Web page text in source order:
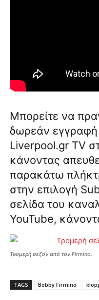
Μπορείτε να
δωρεάν εγγραφή
Liverpool.gr TV
κάνοντας
παρακάτω
στην επιλογή
σελίδα του
YouTube,
Τρομερή σεζόν από τον Firmino.
TAGS Bobby Firmino